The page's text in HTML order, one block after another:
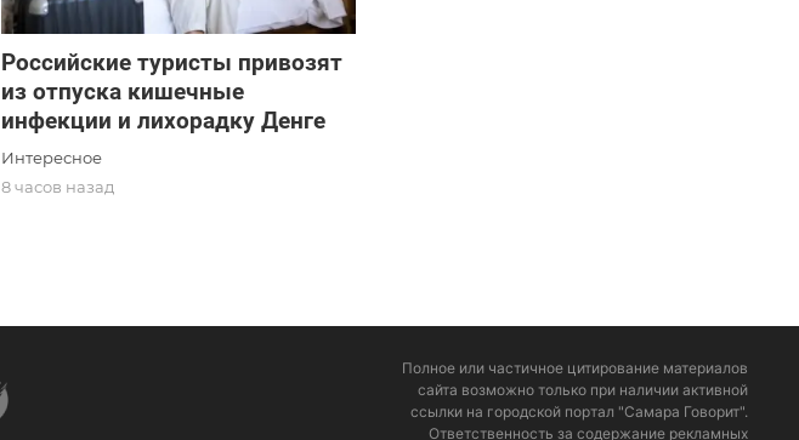
Российские туристы привозят
из отпуска кишечные
инфекции и лихорадку Денге
Интересное
8 часов назад
Полное или частичное цитирование материалов
сайта возможно только при наличии активной
ссылки на городской портал "Самара Говорит".
Ответственность за содержание рекламных